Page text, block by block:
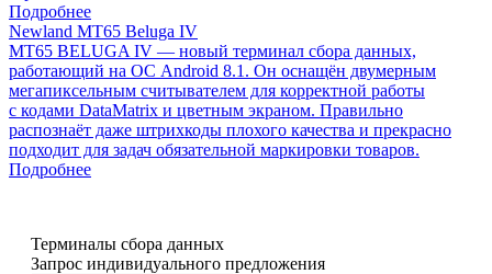
Подробнее
Newland MT65 Beluga IV
MT65 BELUGA IV — новый терминал сбора данных,
работающий на ОС Android 8.1. Он оснащён двумерным
мегапиксельным cчитывателем для корректной работы
с кодами DataMatrix и цветным экраном. Правильно
распознаёт даже штрихкоды плохого качества и прекрасно
подходит для задач обязательной маркировки товаров.
Подробнее
Терминалы сбора данных
Запрос индивидуального предложения